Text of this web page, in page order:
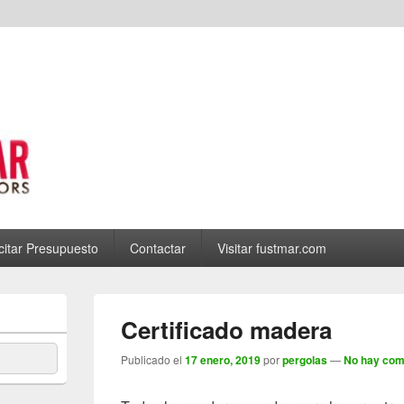
Presupuesto Contactar Visitar fustmar.com
Certificado madera
Publicado el 17 enero, 2019porpergolas—No hay